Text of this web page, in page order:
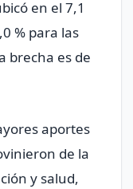
en el 7,1
% para las
brecha es de
aportes
de la
y salud,